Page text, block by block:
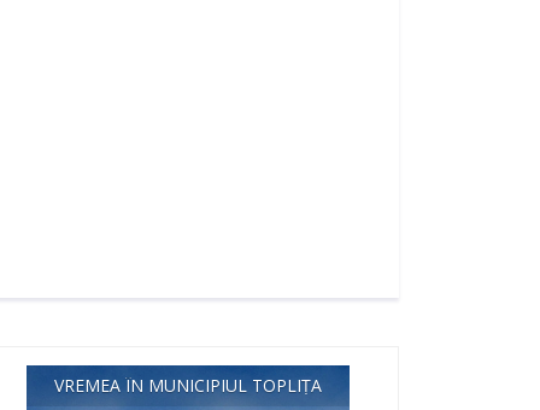
VREMEA ÎN MUNICIPIUL TOPLIȚA